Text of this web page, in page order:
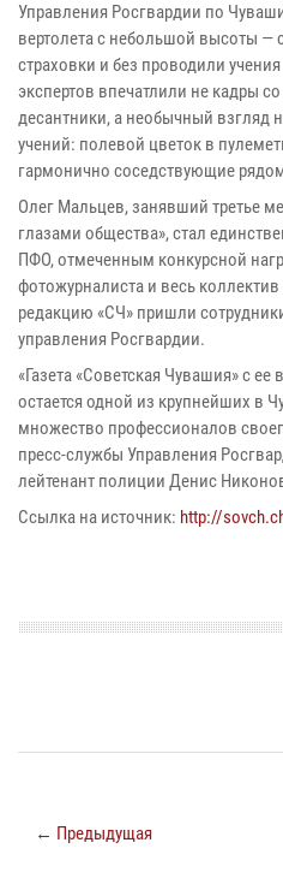
Управления Росгвардии по
вертолета с небольшой высоты
страховки и без проводили
экспертов впечатлили не кадры
десантники, а необычный взгляд
учений: полевой цветок в
гармонично соседствующие
Олег Мальцев, занявший третье
глазами общества», стал
ПФО, отмеченным конкурсной
фотожурналиста и весь
редакцию «СЧ» пришли
управления Росгвардии.
«Газета «Советская Чувашия» с
остается одной из крупнейших в
множество профессионалов
пресс-службы Управления
лейтенант полиции Денис
Ссылка на источник: http://
← Предыдущая